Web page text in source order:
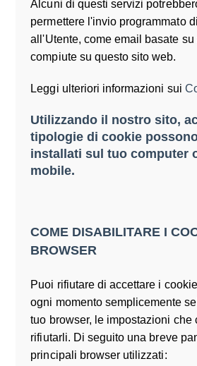
Alcuni di questi servizi
permettere l'invio programmato
all'Utente, come email basate
compiute su questo sito web.
Leggi ulteriori informazioni sui
Utilizzando il nostro sito,
tipologie di cookie
installati sul tuo computer
mobile.
COME DISABILITARE I
BROWSER
Puoi rifiutare di accettare i
ogni momento semplicemente
tuo browser, le impostazioni che
rifiutarli. Di seguito una breve
principali browser utilizzati: